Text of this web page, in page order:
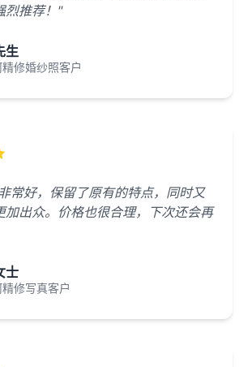
烈推荐！"
生
精修婚纱照客户
常好，保留了原有的特点，同时又
加出众。价格也很合理，下次还会再
士
精修写真客户